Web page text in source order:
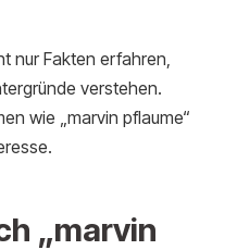
nur Fakten erfahren,
verstehen.
wie „marvin pflaume“
„marvin